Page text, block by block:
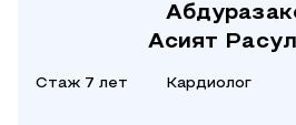
Асият
Стаж 7 лет Кардиолог